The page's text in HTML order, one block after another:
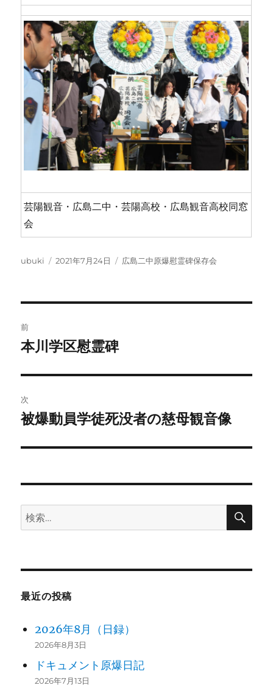
芸陽観音・広島二中・芸陽高校・広島観音高校同窓
会
投
ubuki
投
2021年7月24日
カ
広島二中原爆慰霊碑保存会
稿
ビ
ゲ
ー
ン
前
前
投
稿:
本川学区慰霊碑
次
次
投
被爆動員学徒死没者の慈母観音像
検
索:
検
最近の投稿
2026年8月（日録）
2026年8月3日
ドキュメント原爆日記
2026年7月13日